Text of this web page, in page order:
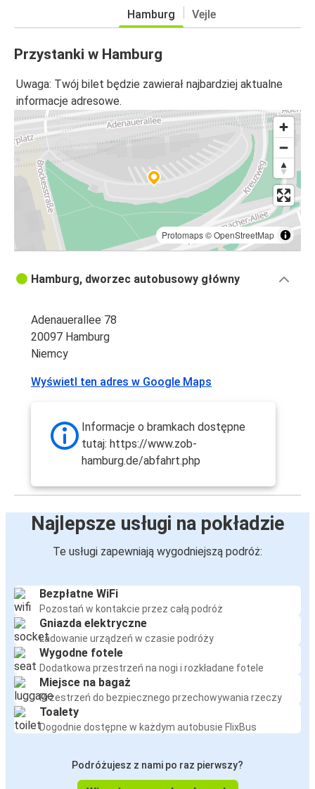
Hamburg Vejle
Przystanki w Hamburg
Uwaga: Twój bilet będzie zawierał najbardziej aktualne
informacje adresowe.
Protomaps©OpenStreetMap
Hamburg, dworzec autobusowy główny
Adenauerallee 78
20097 Hamburg
Niemcy
Wyświetl ten adres w Google Maps
Informacje o bramkach dostępne
tutaj: https://www.zob-
hamburg.de/abfahrt.php
Najlepsze usługi na pokładzie
Te usługi zapewniają wygodniejszą podróż:
Bezpłatne WiFi
Pozostań w kontakcie przez całą podróż
Gniazda elektryczne
Ładowanie urządzeń w czasie podróży
Wygodne fotele
Dodatkowa przestrzeń na nogi i rozkładane fotele
Miejsce na bagaż
Przestrzeń do bezpiecznego przechowywania rzeczy
Toalety
Dogodnie dostępne w każdym autobusie FlixBus
Podróżujesz z nami po raz pierwszy?